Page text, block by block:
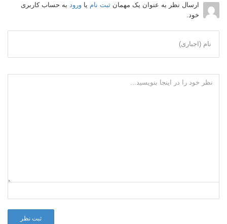
ارسال نظر به عنوان یک مهمان ثبت نام یا ورود به حساب کاربری
خود.
نام (اجباری)
ثبت نظر